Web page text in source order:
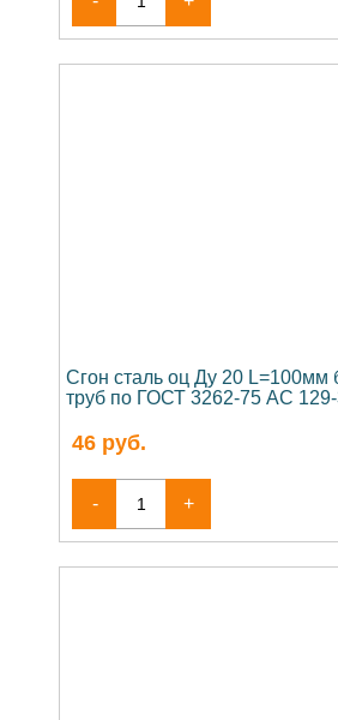
Сгон сталь оц Ду 20 L=100мм
труб по ГОСТ 3262-75 АС
46 руб.
- +